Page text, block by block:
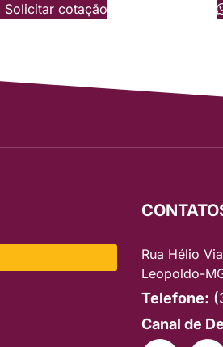
Solicitar cotação
Rua Hélio
Leopoldo-
Telefone:
Canal de